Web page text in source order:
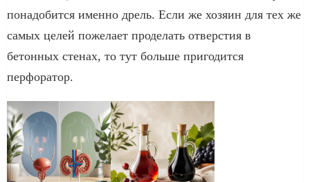
понадобится именно дрель. Если же хозяин для тех же
самых целей пожелает проделать отверстия в
бетонных стенах, то тут больше пригодится
перфоратор.